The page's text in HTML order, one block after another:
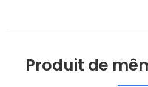
Produit de